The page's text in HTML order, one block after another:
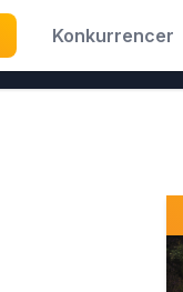
Konkurrencer